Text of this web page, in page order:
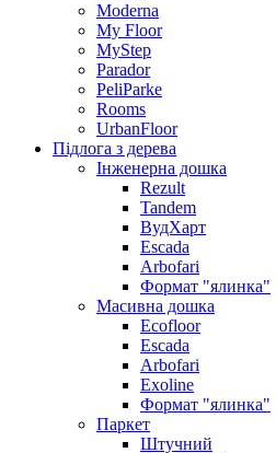
Moderna
My Floor
MyStep
Parador
PeliParke
Rooms
UrbanFloor
Підлога з дерева
Інженерна дошка
Rezult
Tandem
ВудХарт
Escada
Arbofari
Формат "ялинка"
Масивна дошка
Ecofloor
Escada
Arbofari
Exoline
Формат "ялинка"
Паркет
Штучний